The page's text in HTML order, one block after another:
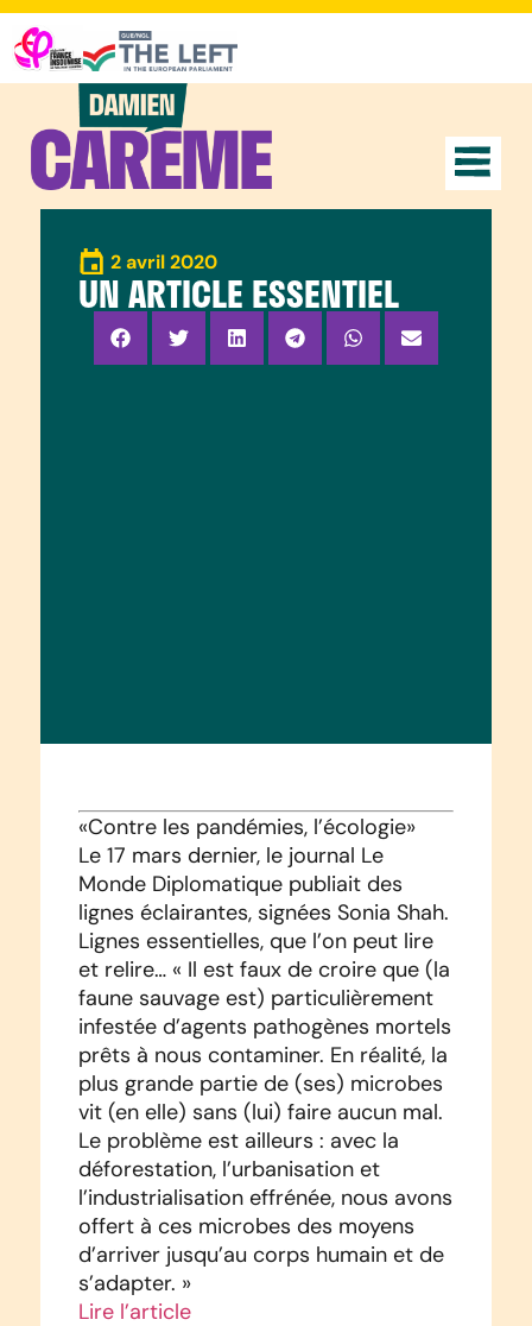
2 avril 2020
UN ARTICLE ESSENTIEL
«Contre les pandémies, l’écologie»
Le 17 mars dernier, le journal Le
Monde Diplomatique publiait des
lignes éclairantes, signées Sonia Shah.
Lignes essentielles, que l’on peut lire
et relire… « Il est faux de croire que (la
faune sauvage est) particulièrement
infestée d’agents pathogènes mortels
prêts à nous contaminer. En réalité, la
plus grande partie de (ses) microbes
vit (en elle) sans (lui) faire aucun mal.
Le problème est ailleurs : avec la
déforestation, l’urbanisation et
l’industrialisation effrénée, nous avons
offert à ces microbes des moyens
d’arriver jusqu’au corps humain et de
s’adapter. »
Lire l’article